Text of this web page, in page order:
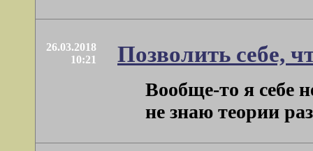
26.03.2018
10:21
Позволить себе,
Вообще-то я себе
не знаю теории